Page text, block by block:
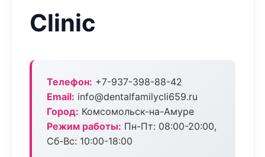
Clinic
Телефон: +7-937-398-88-42
Email: info@dentalfamilycli659.ru
Город: Комсомольск-на-Амуре
Режим работы: Пн-Пт: 08:00-20:00,
Сб-Вс: 10:00-18:00